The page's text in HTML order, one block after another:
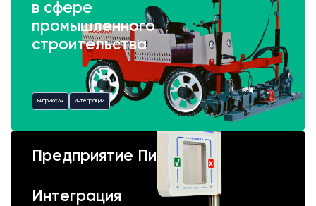
в сфере
промышленного
строительства
Битрикс24 Интеграции
Предприятие Пик
Интеграция